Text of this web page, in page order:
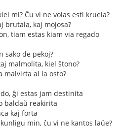
mi? Ĉu vi ne volas esti kruela?
brutala, kaj mojosa?
tiam estas kiam via regado
sako de pekoj?
malmolita, kiel ŝtono?
malvirta al la osto?
ĝi estas jam destinita
baldaŭ reakirita
kaj forta
min, ĉu vi ne kantos laŭe?